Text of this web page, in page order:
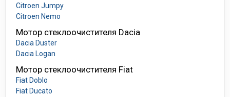
Citroen Jumpy
Citroen Nemo
Мотор стеклоочистителя Dacia
Dacia Duster
Dacia Logan
Мотор стеклоочистителя Fiat
Fiat Doblo
Fiat Ducato